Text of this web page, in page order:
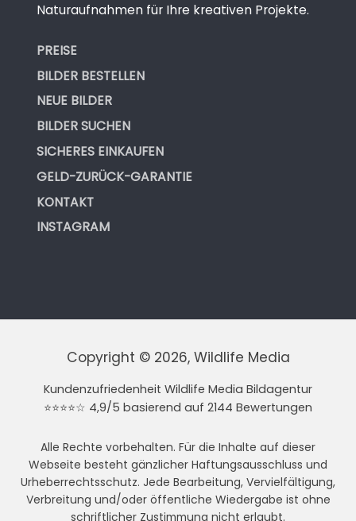
Naturaufnahmen für Ihre kreativen Projekte.
PREISE
BILDER BESTELLEN
NEUE BILDER
BILDER SUCHEN
SICHERES EINKAUFEN
GELD-ZURÜCK-GARANTIE
KONTAKT
INSTAGRAM
Copyright © 2026, Wildlife Media
Kundenzufriedenheit Wildlife Media Bildagentur
⭐⭐⭐⭐☆ 4,9/5 basierend auf 2144 Bewertungen
Alle Rechte vorbehalten. Für die Inhalte auf dieser
Webseite besteht gänzlicher Haftungsausschluss und
Urheberrechtsschutz. Jede Bearbeitung, Vervielfältigung,
Verbreitung und/oder öffentliche Wiedergabe ist ohne
schriftlicher Zustimmung nicht erlaubt.